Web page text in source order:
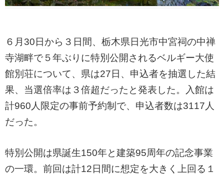
６月30日から３日間、栃木県日光市中宮祠の中禅
寺湖畔で５年ぶりに特別公開されるベルギー大使
館別荘について、県は27日、申込者を抽選した結
果、当選倍率は３倍超だったと発表した。入館は
計960人限定の事前予約制で、申込者数は3117人
だった。
特別公開は県誕生150年と建築95周年の記念事業
の一環。前回は計12日間に想定を大きく上回る１